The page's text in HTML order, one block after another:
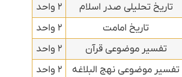
تاریخ تحلیلی صدر اسلام
۲ واحد
تاریخ امامت
۲ واحد
تفسیر موضوعی قرآن
۲ واحد
تفسیر موضوعی نهج البلاغه
۲ واحد